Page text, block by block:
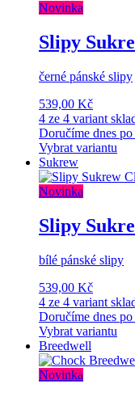
Novinka
Slipy
černé pánské slipy
539,00 Kč
4 ze 4 variant
Doručíme dnes
Vybrat variantu
Sukrew
Novinka
Slipy
bílé pánské slipy
539,00 Kč
4 ze 4 variant
Doručíme dnes
Vybrat variantu
Breedwell
Novinka